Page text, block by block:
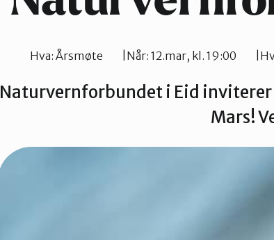
Hva: Årsmøte Når: 12.mar, kl. 19:00
Naturvernforbundet i Eid
Mars!